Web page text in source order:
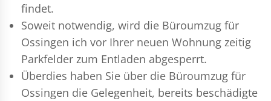
findet.
Soweit notwendig, wird die Büroumzug für
Ossingen ich vor Ihrer neuen Wohnung zeitig
Parkfelder zum Entladen abgesperrt.
Überdies haben Sie über die Büroumzug für
Ossingen die Gelegenheit, bereits beschädigte